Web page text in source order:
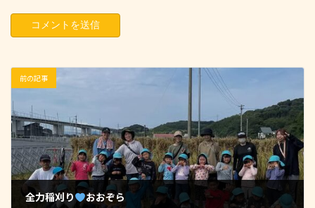
前の記事
全力稲刈り おおぞら